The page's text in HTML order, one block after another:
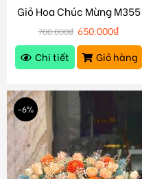
Giỏ Hoa Chúc Mừng M355
700.000₫ 650.000₫
Chi tiết
Giỏ hàng
-6%